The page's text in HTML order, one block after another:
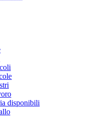
disponibili